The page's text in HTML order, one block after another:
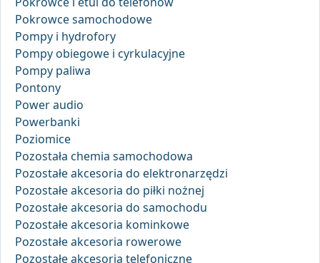
Pokrowce samochodowe
Pompy i hydrofory
Pompy obiegowe i cyrkulacyjne
Pompy paliwa
Pontony
Power audio
Powerbanki
Poziomice
Pozostała chemia samochodowa
Pozostałe akcesoria do elektronarzędzi
Pozostałe akcesoria do piłki nożnej
Pozostałe akcesoria do samochodu
Pozostałe akcesoria kominkowe
Pozostałe akcesoria rowerowe
Pozostałe akcesoria telefoniczne